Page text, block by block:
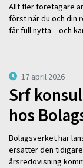
Allt fler företagare
först när du och din
får full nytta – och
17 april 2026
Srf
hos
Bolagsverket har
ersätter den
årsredovisning